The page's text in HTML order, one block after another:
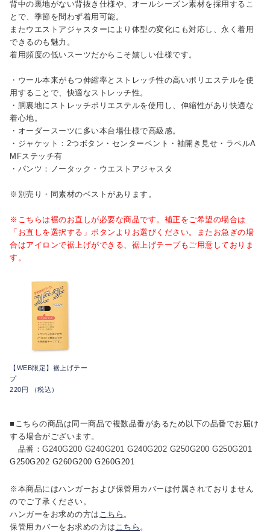
背中の裏地がない背抜き仕様や、オールシーズン素材を採用するこ
とで、季節を問わず着用可能。
またウエストアジャスターにより体型の変化にも対応し、永く着用
できるのも魅力。
着用頻度の低いスーツだからこそ嬉しい仕様です。
・ウール本来がもつ伸縮率とストレッチ性の高いポリエステルを使
用することで、快適なストレッチ性。
・胴裏地にストレッチポリエステルを使用し、伸縮性があり快適な
着心地。
・オーダースーツに多い本台場仕様で高級感。
・ジャケット：2つボタン・センターベント・袖開き見せ・ラペルA
MFステッチ有
・パンツ：ノータック・ウエストアジャスタ
※別売り・同素材のベストがあります。
※こちらは裾のお直しが必要な商品です。補正をご希望の場合は
「お直しを選択する」ボタンよりお選びください。またお急ぎの場
合はアイロンで裾上げができる、裾上げテープもご用意しておりま
す。
【WEB限定】裾上げテー
プ
220円 （税込）
■こちらの商品は同一商品で複数品番があるため以下の品番でお届け
する場合がございます。
品番：G240G200 G240G201 G240G202 G250G200 G250G201
G250G202 G260G200 G260G201
※本商品にはハンガーおよび保管用カバーは付属されておりません
のでご了承ください。
ハンガーをお求めの方は こちら 。
保管用カバーをお求めの方は こちら 。